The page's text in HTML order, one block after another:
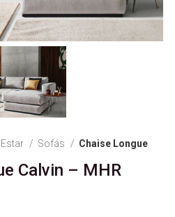
Sofás Chaise Longue
Calvin – MHR
era: 2.434€.